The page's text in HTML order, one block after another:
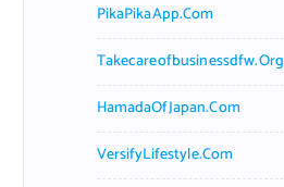
PikaPikaApp.com
Takecareofbusinessdfw.org
HamadaOfJapan.com
VersifyLifestyle.com